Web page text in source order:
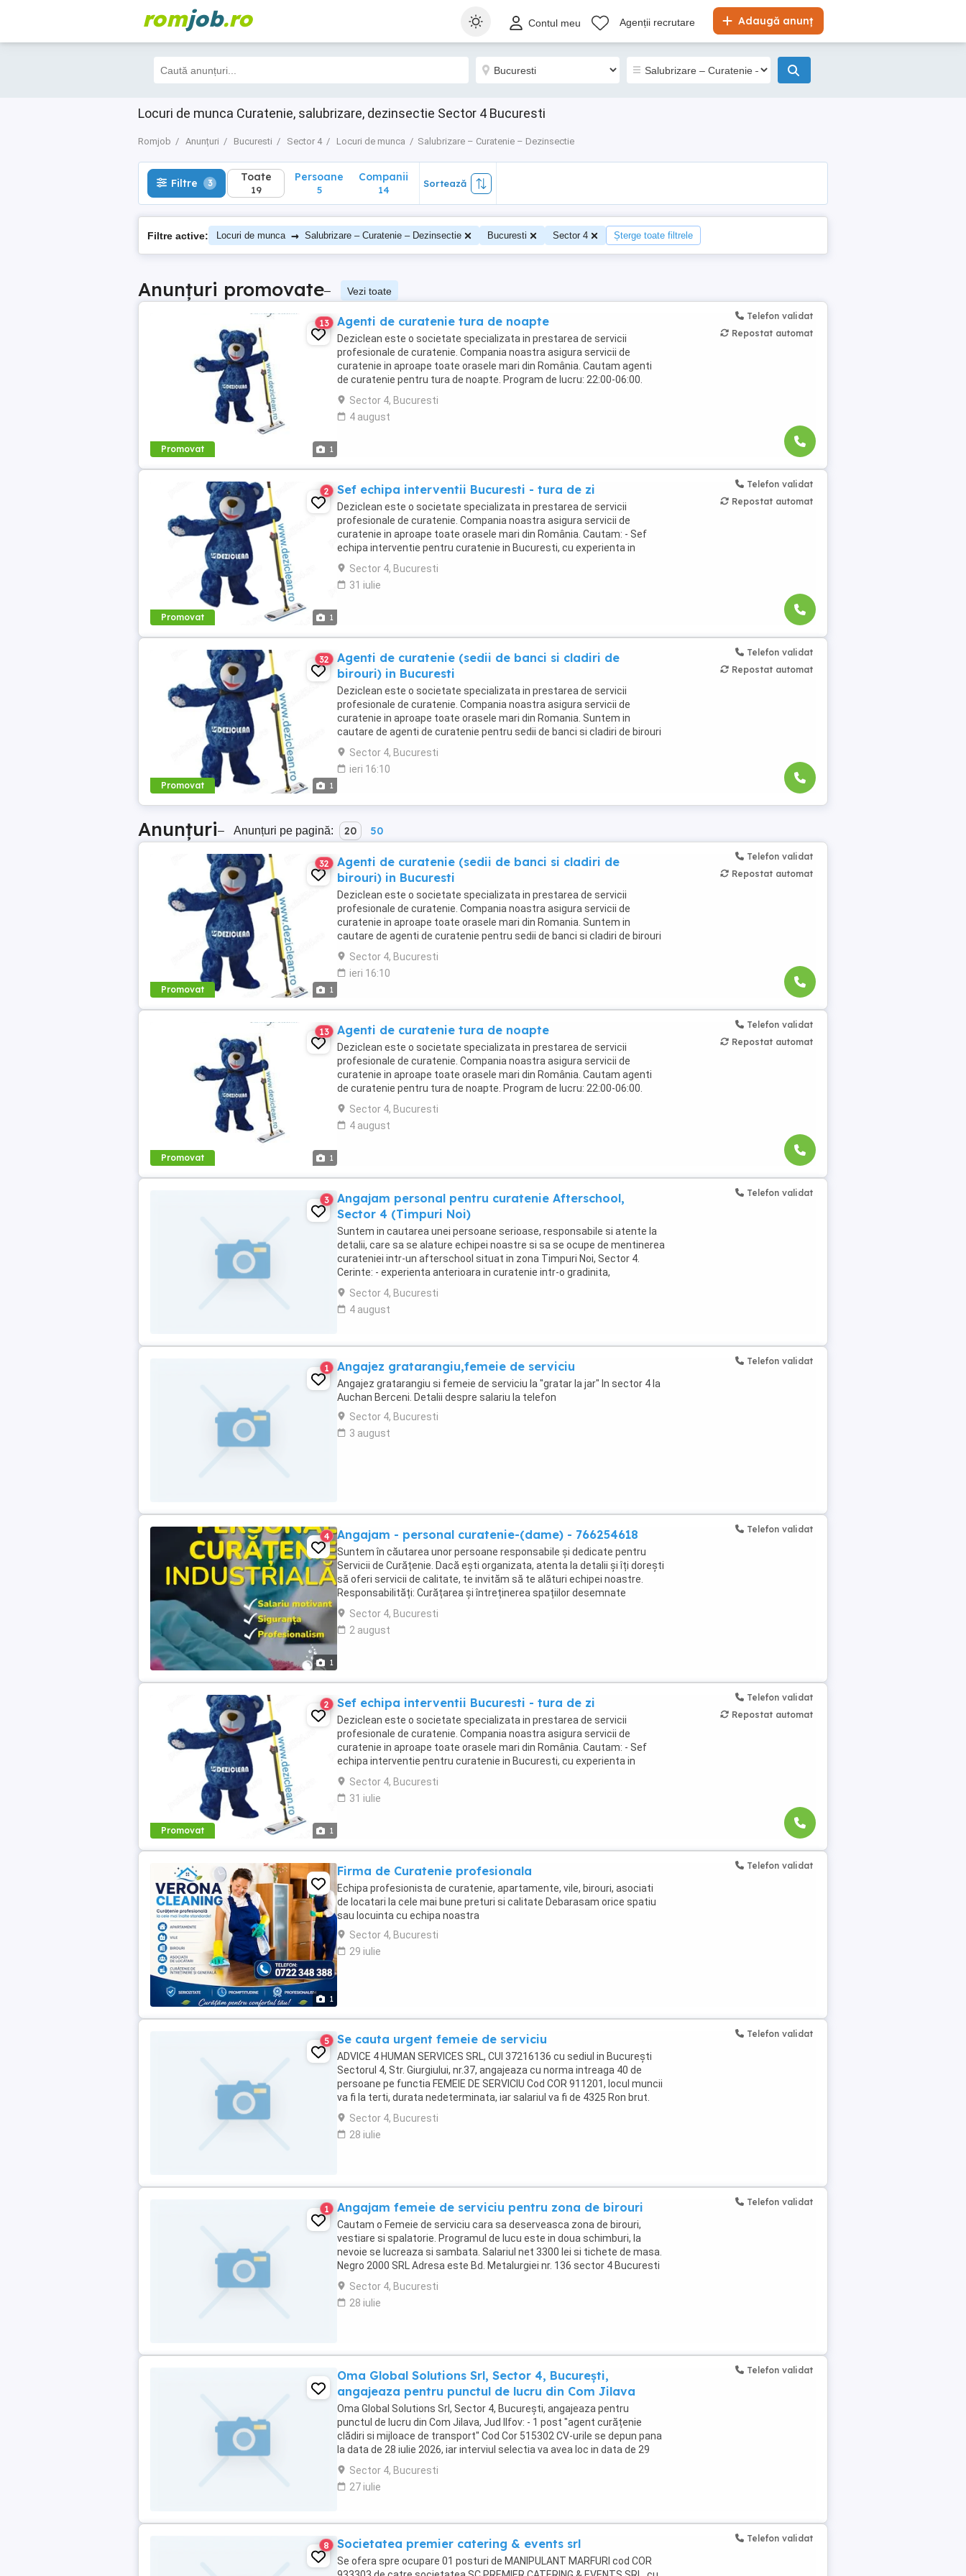
romjob.ro Adaugă anunț
Contul meu Agenții recrutare
Locuri de munca Curatenie, salubrizare, dezinsectie Sector 4 Bucuresti
Romjob Anunțuri Bucuresti Sector 4 Locuri de munca Salubrizare – Curatenie – Dezinsectie
Filtre 3 Toate
19
Filtre 3 Toate
19
Persoane
5
Companii
14
Sortează
Filtre active: Locuri de munca → Salubrizare – Curatenie – Dezinsectie Bucuresti Sector 4 Șterge toate filtrele
Anunțuri promovate– Vezi toate
Promovat 1
13 Agenti de curatenie tura de noapte
Deziclean este o societate specializata in prestarea de servicii
profesionale de curatenie. Compania noastra asigura servicii de
curatenie in aproape toate orasele mari din România. Cautam agenti
de curatenie pentru tura de noapte. Program de lucru: 22:00-06:00.
Oferim: - Conditii avantajoase de ...
Sector 4, Bucuresti
4 august
Telefon validat
Repostat automat
Promovat 1
2 Sef echipa interventii Bucuresti - tura de zi
Deziclean este o societate specializata in prestarea de servicii
profesionale de curatenie. Compania noastra asigura servicii de
curatenie in aproape toate orasele mari din România. Cautam: - Sef
echipa interventie pentru curatenie in Bucuresti, cu experienta in
domeniu, pentru tura de zi ( una ...
Sector 4, Bucuresti
31 iulie
Telefon validat
Repostat automat
Promovat 1
32
Agenti de curatenie (sedii de banci si cladiri de
birouri) in Bucuresti
Deziclean este o societate specializata in prestarea de servicii
profesionale de curatenie. Compania noastra asigura servicii de
curatenie in aproape toate orasele mari din Romania. Suntem in
cautare de agenti de curatenie pentru sedii de banci si cladiri de birouri
in Bucuresti. Program atat part-time, ...
Sector 4, Bucuresti
ieri 16:10
Telefon validat
Repostat automat
Anunțuri– Anunțuri pe pagină: 20 50
Promovat 1
32
Agenti de curatenie (sedii de banci si cladiri de
birouri) in Bucuresti
Deziclean este o societate specializata in prestarea de servicii
profesionale de curatenie. Compania noastra asigura servicii de
curatenie in aproape toate orasele mari din Romania. Suntem in
cautare de agenti de curatenie pentru sedii de banci si cladiri de birouri
in Bucuresti. Program atat part-time, ...
Sector 4, Bucuresti
ieri 16:10
Telefon validat
Repostat automat
Promovat 1
13 Agenti de curatenie tura de noapte
Deziclean este o societate specializata in prestarea de servicii
profesionale de curatenie. Compania noastra asigura servicii de
curatenie in aproape toate orasele mari din România. Cautam agenti
de curatenie pentru tura de noapte. Program de lucru: 22:00-06:00.
Oferim: - Conditii avantajoase de ...
Sector 4, Bucuresti
4 august
Telefon validat
Repostat automat
3
Angajam personal pentru curatenie Afterschool,
Sector 4 (Timpuri Noi)
Suntem in cautarea unei persoane serioase, responsabile si atente la
detalii, care sa se alature echipei noastre si sa se ocupe de mentinerea
curateniei intr-un afterschool situat in zona Timpuri Noi, Sector 4.
Cerinte: - experienta anterioara in curatenie intr-o gradinita,
afterschool sau alta unitate ...
Sector 4, Bucuresti
4 august
Telefon validat
1 Angajez gratarangiu,femeie de serviciu
Angajez gratarangiu si femeie de serviciu la "gratar la jar" In sector 4 la
Auchan Berceni. Detalii despre salariu la telefon
Sector 4, Bucuresti
3 august
Telefon validat
1
4 Angajam - personal curatenie-(dame) - 766254618
Suntem în căutarea unor persoane responsabile și dedicate pentru
Servicii de Curățenie. Dacă ești organizata, atenta la detalii și îți dorești
să oferi servicii de calitate, te invităm să te alături echipei noastre.
Responsabilități: Curățarea și întreținerea spațiilor desemnate
conform ...
Sector 4, Bucuresti
2 august
Telefon validat
Promovat 1
2 Sef echipa interventii Bucuresti - tura de zi
Deziclean este o societate specializata in prestarea de servicii
profesionale de curatenie. Compania noastra asigura servicii de
curatenie in aproape toate orasele mari din România. Cautam: - Sef
echipa interventie pentru curatenie in Bucuresti, cu experienta in
domeniu, pentru tura de zi ( una ...
Sector 4, Bucuresti
31 iulie
Telefon validat
Repostat automat
1
Firma de Curatenie profesionala
Echipa profesionista de curatenie, apartamente, vile, birouri, asociati
de locatari la cele mai bune preturi si calitate Debarasam orice spatiu
sau locuinta cu echipa noastra
Sector 4, Bucuresti
29 iulie
Telefon validat
5 Se cauta urgent femeie de serviciu
ADVICE 4 HUMAN SERVICES SRL, CUI 37216136 cu sediul in Bucureşti
Sectorul 4, Str. Giurgiului, nr.37, angajeaza cu norma intreaga 40 de
persoane pe functia FEMEIE DE SERVICIU Cod COR 911201, locul muncii
va fi la terti, durata nedeterminata, iar salariul va fi de 4325 Ron brut.
Selectia se va face printr-un ...
Sector 4, Bucuresti
28 iulie
Telefon validat
1 Angajam femeie de serviciu pentru zona de birouri
Cautam o Femeie de serviciu cara sa deserveasca zona de birouri,
vestiare si spalatorie. Programul de lucu este in doua schimburi, la
nevoie se lucreaza si sambata. Salariul net 3300 lei si tichete de masa.
Negro 2000 SRL Adresa este Bd. Metalurgiei nr. 136 sector 4 Bucuresti
Pentru informatii, va ...
Sector 4, Bucuresti
28 iulie
Telefon validat
Oma Global Solutions Srl, Sector 4, București,
angajeaza pentru punctul de lucru din Com Jilava
Oma Global Solutions Srl, Sector 4, București, angajeaza pentru
punctul de lucru din Com Jilava, Jud Ilfov: - 1 post "agent curățenie
clădiri si mijloace de transport" Cod Cor 515302 CV-urile se depun pana
la data de 28 iulie 2026, iar interviul selectia va avea loc in data de 29
iulie 2026 ora 09:00. Relatii ...
Sector 4, Bucuresti
27 iulie
Telefon validat
8 Societatea premier catering & events srl
Se ofera spre ocupare 01 posturi de MANIPULANT MARFURI cod COR
Telefon validat